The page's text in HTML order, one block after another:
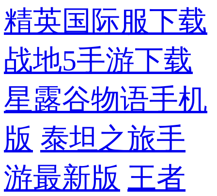
精英国际服下载
战地5手游下载
星露谷物语手机
版 泰坦之旅手
游最新版 王者